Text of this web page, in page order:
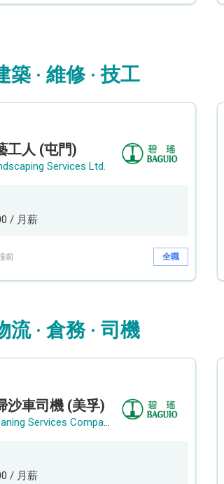
築 · 維修 · 技工
工人 (屯門)
Services Ltd.
/ 月薪
前 全職
流 · 倉務 · 司機
沙車司機 (美孚)
Baguio Cleaning Services Company Limited
/ 月薪